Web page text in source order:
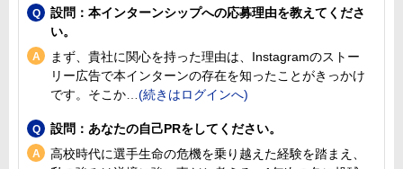
設問：本インターンシップへの応募理由を教えてくださ
い。
まず、貴社に関心を持った理由は、Instagramのストー
リー広告で本インターンの存在を知ったことがきっかけ
です。そこか
設問：あなたの自己PRをしてください。
高校時代に選手生命の危機を乗り越えた経験を踏まえ、